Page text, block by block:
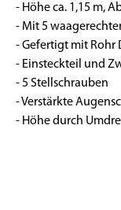
- Höhe ca. 1,15 m,
- Mit 5
- Gefertigt mit Rohr
- Einsteckteil und
- 5 Stellschrauben
- Verstärkte
- Höhe durch